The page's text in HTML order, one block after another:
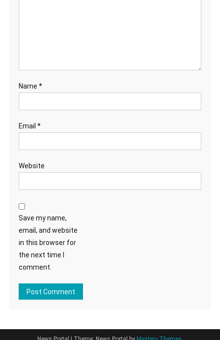
Name *
Email *
Website
Save my name,
email, and website
in this browser for
the next time I
comment.